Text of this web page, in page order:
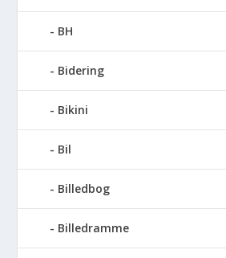
BH
Bidering
Bikini
Bil
Billedbog
Billedramme